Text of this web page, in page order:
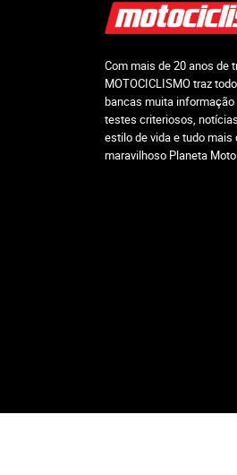
Com mais de 20 anos de
MOTOCICLISMO traz
bancas muita
testes criteriosos,
estilo de vida e tudo
maravilhoso Planeta